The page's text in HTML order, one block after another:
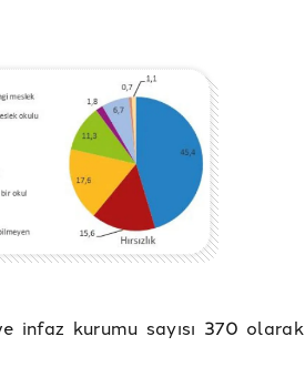
infaz kurumu sayısı 370 olarak